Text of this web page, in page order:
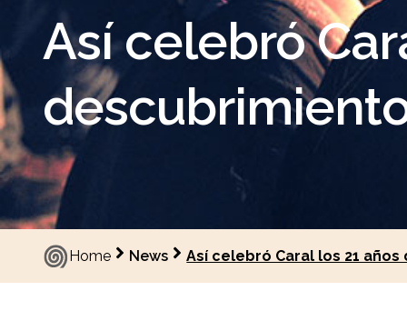
Así celebró
Home News Así celebró Caral los 21